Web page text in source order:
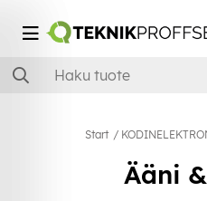
Start
Ääni